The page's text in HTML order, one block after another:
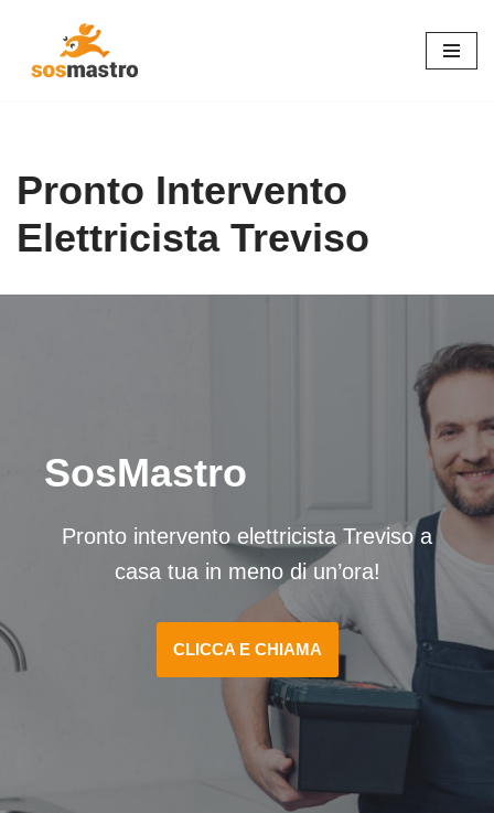
Pronto Intervento
Elettricista Treviso
SosMastro
Pronto intervento elettricista Treviso a
casa tua in meno di un’ora!
CLICCA E CHIAMA